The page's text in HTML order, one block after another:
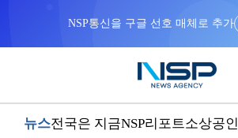
NSP통신을 구글 선호 매체로 추가
뉴스전국은 지금NSP리포트소상공인